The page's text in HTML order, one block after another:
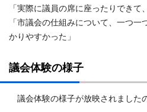
「実際に議員の席に座ったりできて
「市議会の仕組みについて、一つ
かりやすかった」
議会体験の様子
議会体験の様子が放映されました